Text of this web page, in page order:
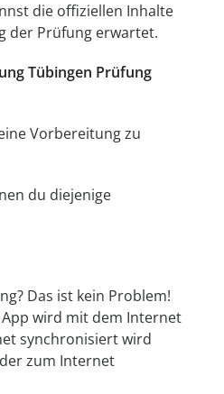
die offiziellen Inhalte
der Prüfung erwartet.
Tübingen Prüfung
Vorbereitung zu
du diejenige
Das ist kein Problem!
wird mit dem Internet
synchronisiert wird
zum Internet